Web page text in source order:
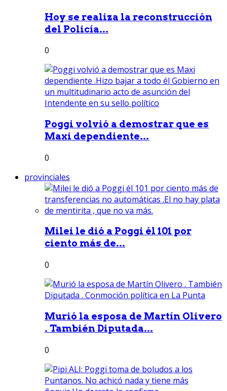
Hoy se realiza la reconstrucción
del Policía...
0
Poggi volvió a demostrar que es
Maxi dependiente...
0
provinciales
Milei le dió a Poggi él 101 por
ciento más de...
0
Murió la esposa de Martín Olivero
. También Diputada...
0